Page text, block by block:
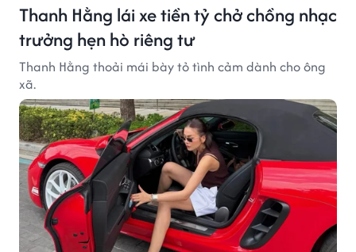
Thanh Hằng lái xe tiền tỷ chở chồng nhạc
trưởng hẹn hò riêng tư
Thanh Hằng thoải mái bày tỏ tình cảm dành cho ông
xã.